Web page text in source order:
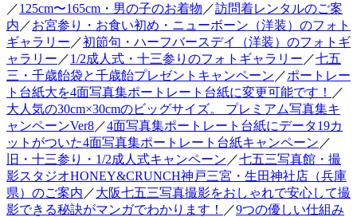
／125cm〜165cm・男の子のお着物 ／訪問着レンタルのご案
内 ／お宮参り・お食い初め・ニューボーン（洋装）のフォト
ギャラリー ／初節句・ハーフバースデイ（洋装）のフォトギ
ャラリー ／1/2成人式・十三参りのフォトギャラリー ／七五
三・千歳飴袋と千歳飴プレゼントキャンペーン ／ポートレー
ト台紙大を4面写真集ポートレート台紙に変更可能です！ ／
大人気の30cm×30cmのビッグサイズ。 プレミアム写真集キ
ャンペーンVer8／4面写真集ポートレート台紙にデータ19カ
ットがついた4面写真集ポートレート台紙キャンペーン ／
旧・十三参り・1/2成人式キャンペーン ／七五三写真館・撮
影スタジオHONEY&CRUNCH神戸三宮・生田神社店（兵庫
県）のご案内 ／大阪七五三写真撮影をおしゃれで安心して撮
影できる秘訣がマンガでわかります！ ／9つの優しい仕組み